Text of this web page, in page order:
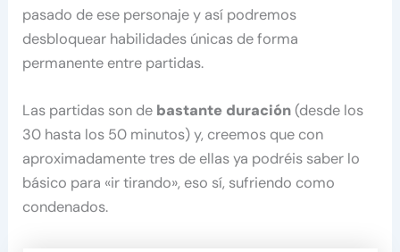
pasado de ese personaje y así podremos
desbloquear habilidades únicas de forma
permanente entre partidas.
Las partidas son de bastante duración(desde los
30 hasta los 50 minutos) y, creemos que con
aproximadamente tres de ellas ya podréis saber lo
básico para «ir tirando», eso sí, sufriendo como
condenados.